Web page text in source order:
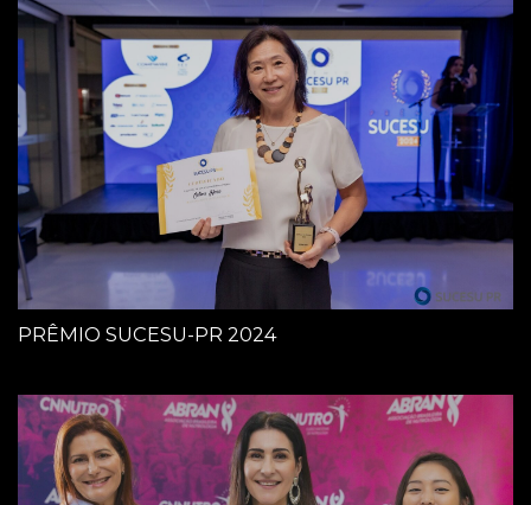
PRÊMIO SUCESU-PR 2024